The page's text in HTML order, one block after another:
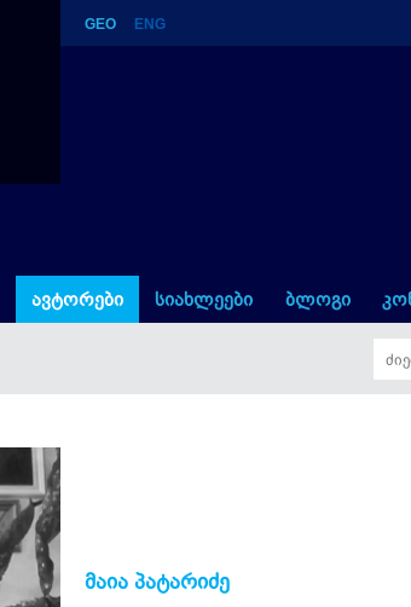
GEO ENG
ავტორები სიახლეები ბლოგი
მაია პატარიძე